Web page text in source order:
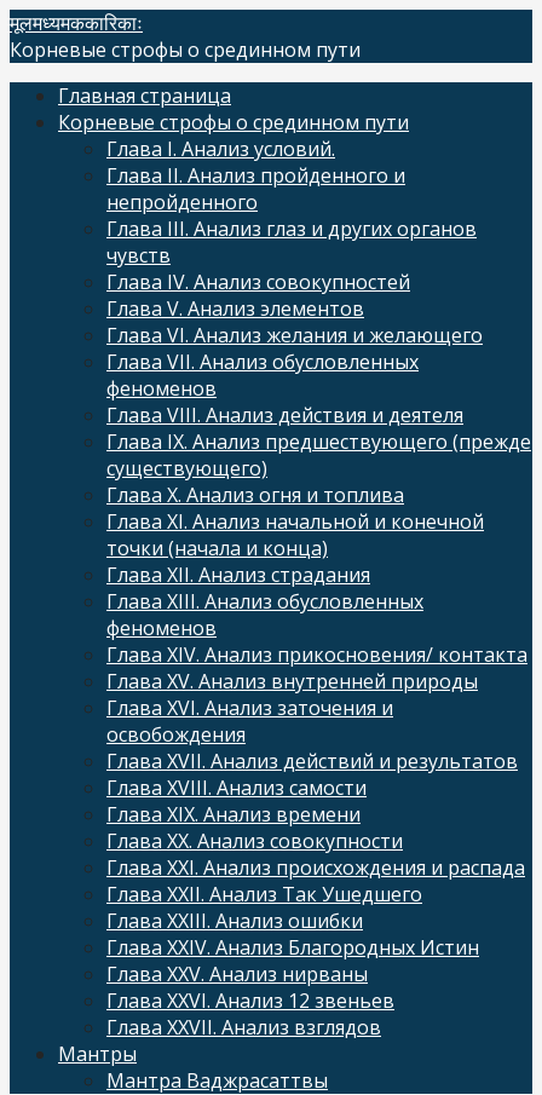
Skip
to
मूलमध्यमककारिकाः
Корневые строфы о срединном пути
Главная страница
Корневые строфы о срединном пути
Глава I. Анализ условий.
Глава II. Анализ пройденного и
непройденного
Глава III. Анализ глаз и других органов
чувств
Глава IV. Анализ совокупностей
Глава V. Анализ элементов
Глава VI. Анализ желания и желающего
Глава VII. Анализ обусловленных
феноменов
Глава VIII. Анализ действия и деятеля
Глава IX. Анализ предшествующего (прежде
существующего)
Глава X. Анализ огня и топлива
Глава XI. Анализ начальной и конечной
точки (начала и конца)
Глава XII. Анализ страдания
Глава XIII. Анализ обусловленных
феноменов
Глава XIV. Анализ прикосновения/ контакта
Глава XV. Анализ внутренней природы
Глава XVI. Анализ заточения и
освобождения
Глава XVII. Анализ действий и результатов
Глава XVIII. Анализ самости
Глава XIX. Анализ времени
Глава XX. Анализ совокупности
Глава XXI. Анализ происхождения и распада
Глава XXII. Анализ Так Ушедшего
Глава XXIII. Анализ ошибки
Глава XXIV. Анализ Благородных Истин
Глава XXV. Анализ нирваны
Глава XXVI. Анализ 12 звеньев
Глава XXVII. Анализ взглядов
Мантры
Мантра Ваджрасаттвы